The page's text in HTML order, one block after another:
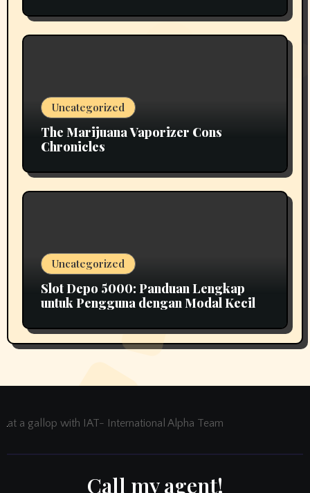
Uncategorized
The Marijuana Vaporizer Cons
Chronicles
Uncategorized
Slot Depo 5000: Panduan Lengkap
untuk Pengguna dengan Modal Kecil
at a gallop with IAT- International Alpha Team
Call my agent!